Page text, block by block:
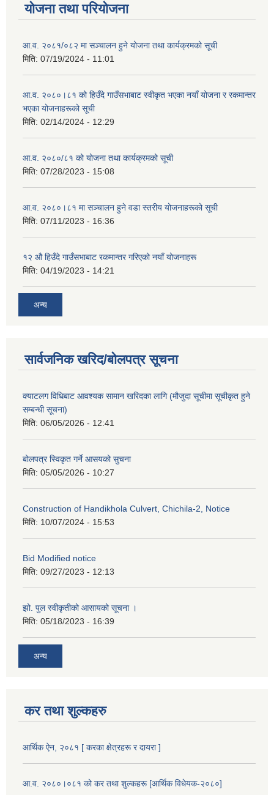
योजना तथा परियोजना
आ.व. २०८१/०८२ मा सञ्चालन हुने योजना तथा कार्यक्रमको सूची
मिति: 07/19/2024 - 11:01
आ.व. २०८०।८१ को हिउँदे गाउँसभाबाट स्वीकृत भएका नयाँ योजना र रकमान्तर
भएका योजनाहरूको सूची
मिति: 02/14/2024 - 12:29
आ.व. २०८०/८१ को योजना तथा कार्यक्रमको सूची
मिति: 07/28/2023 - 15:08
आ.व. २०८०।८१ मा सञ्चालन हुने वडा स्तरीय योजनाहरूको सूची
मिति: 07/11/2023 - 16:36
१२ औ हिउँदे गाउँसभाबाट रकमान्तर गरिएको नयाँ योजनाहरू
मिति: 04/19/2023 - 14:21
अन्य
सार्वजनिक खरिद/बोलपत्र सूचना
क्याटलग विधिबाट आवश्यक सामान खरिदका लागि (मौजुदा सूचीमा सूचीकृत हुने
सम्बन्धी सूचना)
मिति: 06/05/2026 - 12:41
बोलपत्र स्विकृत गर्ने आसयको सुचना
मिति: 05/05/2026 - 10:27
Construction of Handikhola Culvert, Chichila-2, Notice
मिति: 10/07/2024 - 15:53
Bid Modified notice
मिति: 09/27/2023 - 12:13
झो. पुल स्वीकृतीको आसायको सूचना ।
मिति: 05/18/2023 - 16:39
अन्य
कर तथा शुल्कहरु
आर्थिक ऐन, २०८१ [ करका क्षेत्रहरू र दायरा ]
आ.व. २०८०।०८१ को कर तथा शुल्कहरू [आर्थिक विधेयक-२०८०]